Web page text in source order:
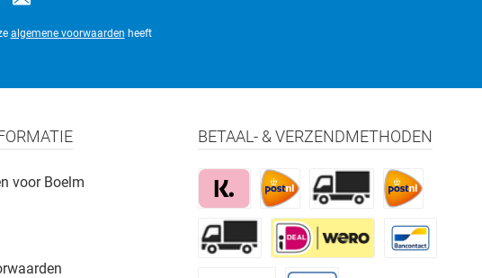
algemene voorwaarden heeft
voor Boelm
BETAAL- & VERZENDMETHODEN